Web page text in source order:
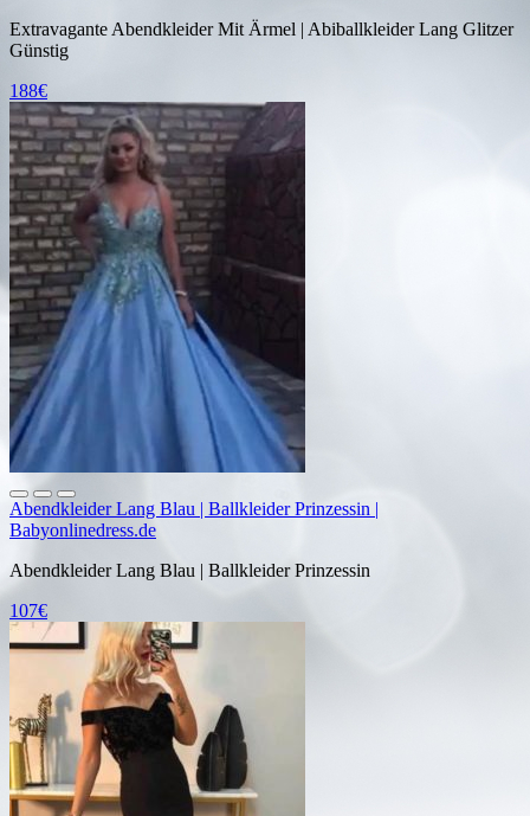
Extravagante Abendkleider Mit Ärmel | Abiballkleider Lang Glitzer
Günstig
188€
Abendkleider Lang Blau | Ballkleider Prinzessin |
Babyonlinedress.de
Abendkleider Lang Blau | Ballkleider Prinzessin
107€